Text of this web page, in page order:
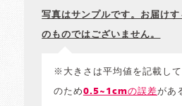
写真はサンプルです。お届け
のものではございません。
※大きさは平均値を記載し
のため0.5~1cmの誤差があ